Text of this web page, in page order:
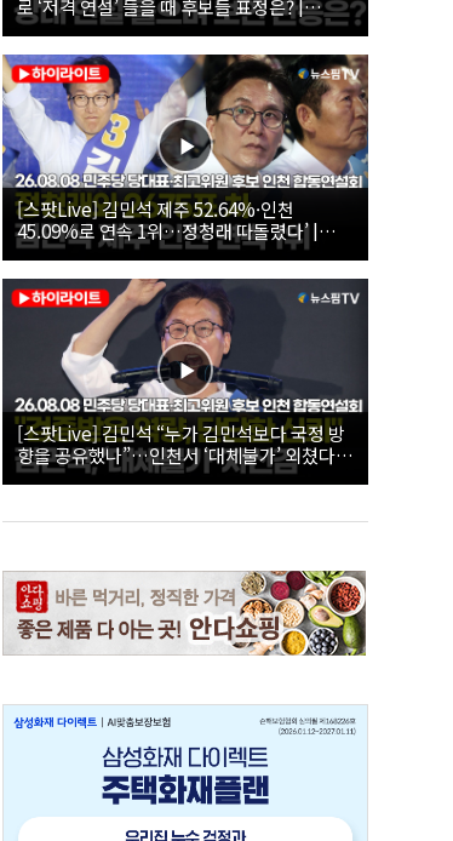
로 ‘저격 연설’ 들을 때 후보들 표정은? |
26.08.08 더불어민주당 당대표·최고위원 후
보 인천 합동연설회
[스팟Live] 김민석 제주 52.64%·인천
45.09%로 연속 1위…정청래 따돌렸다’ |
26.08.08 더불어민주당 당대표·최고위원 후
보 인천 합동연설회
[스팟Live] 김민석 “누가 김민석보다 국정 방
향을 공유했나”…인천서 ‘대체불가’ 외쳤다 |
26.08.08 더불어민주당 당대표·최고위원 후